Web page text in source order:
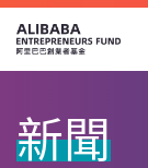
新聞